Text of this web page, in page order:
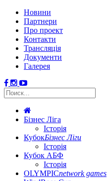
Новини
Партнери
Про проект
Контакти
Трансляція
Документи
Галерея
Бізнес Ліга
Історія
КубокБізнес Ліги
Історія
Кубок АБФ
Історія
OLYMPICnetwork games